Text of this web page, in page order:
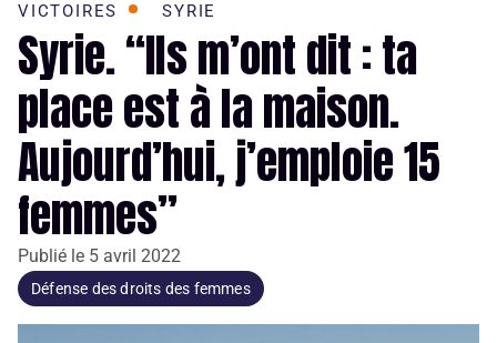
VICTOIRES SYRIE
Syrie. “Ils m’ont dit : ta
place est à la maison.
Aujourd’hui, j’emploie 15
femmes”
Publié le 5 avril 2022
Défense des droits des femmes